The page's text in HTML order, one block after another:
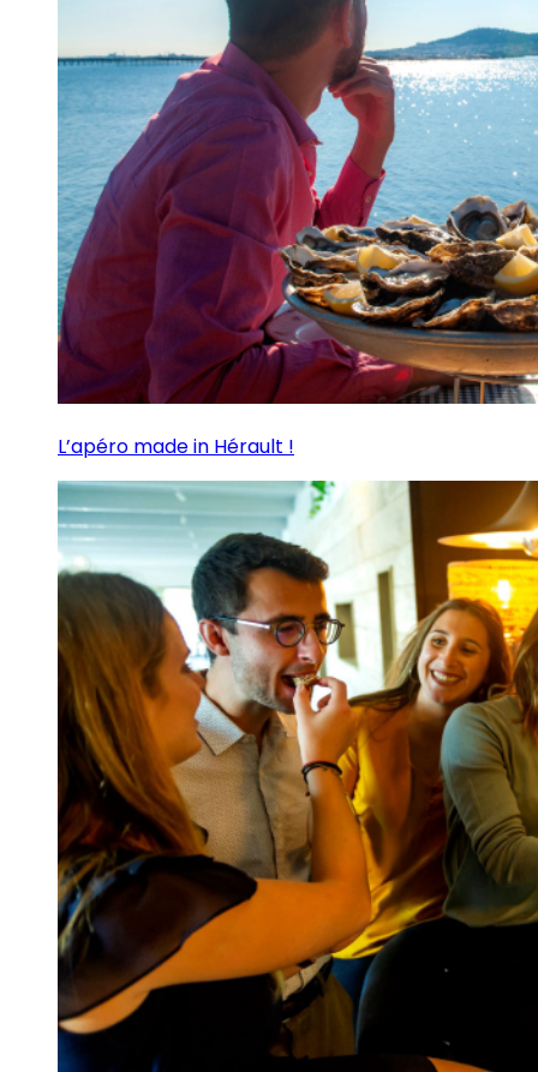
L’apéro made in Hérault !